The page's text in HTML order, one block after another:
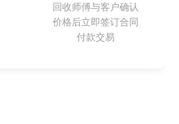
回收师傅与客户确认
价格后立即签订合同
付款交易